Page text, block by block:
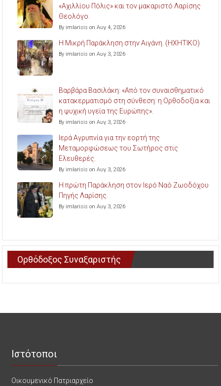
«Αχιλλίου Πόλις» και τον μακαριστό Λαρίσης
Θεολόγο.
By imlarisis on Αυγ 4, 2026
Η Μικρή Παράκληση στην Αιγάνη. (ΗΧΗΤΙΚΟ)
By imlarisis on Αυγ 3, 2026
Βαρβάρα Βασιλάκη: «Από τον συναισθηματικό
κατακερματισμό στη σύνθεση: η Ορθοδοξία και
η ψυχική υγεία της Ευρώπης».
By imlarisis on Αυγ 3, 2026
Ιερά Αγρυπνία για την εορτή της
Μεταμορφώσεως του Σωτήρος στις
Ελευθερές.
By imlarisis on Αυγ 3, 2026
Η πρώτη Παράκληση στον Ιερό Ναό Ζωοδόχου
Πηγής Λαρίσης.
By imlarisis on Αυγ 3, 2026
Ορθόδοξος Συναξαριστής
Ιστότοποι
Οικουμενικό Πατριαρχείο